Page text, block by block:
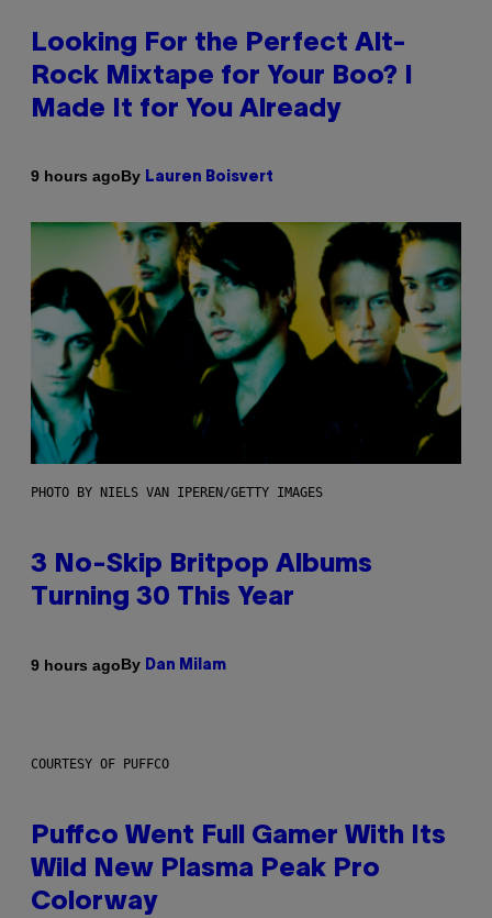
Looking For the Perfect Alt-
Rock Mixtape for Your Boo? I
Made It for You Already
9 hours agoBy Lauren Boisvert
PHOTO BY NIELS VAN IPEREN/GETTY IMAGES
3 No-Skip Britpop Albums
Turning 30 This Year
9 hours agoBy Dan Milam
COURTESY OF PUFFCO
Puffco Went Full Gamer With Its
Wild New Plasma Peak Pro
Colorway